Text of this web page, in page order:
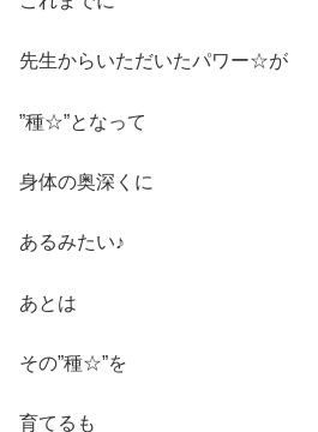
先生からいただいたパワー☆が
”種☆”となって
身体の奥深くに
あるみたい♪
あとは
その”種☆”を
育てるも